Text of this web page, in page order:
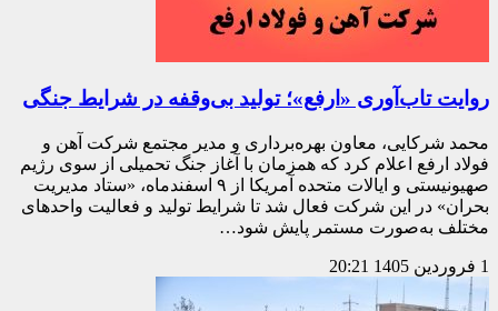
روایت تاب‌آوری «ارفع»؛ تولید بی‌وقفه در شرایط جنگی
محمد شرکایی، معاون بهره‌برداری و مدیر مجتمع شرکت آهن و
فولاد ارفع اعلام کرد که همزمان با آغاز جنگ تحمیلی از سوی رژیم
صهیونیستی و ایالات متحده آمریکا از ۹ اسفندماه، «ستاد مدیریت
بحران» در این شرکت فعال شد تا شرایط تولید و فعالیت واحدهای
مختلف به‌صورت مستمر پایش شود…
1 فروردین 1405 20:21